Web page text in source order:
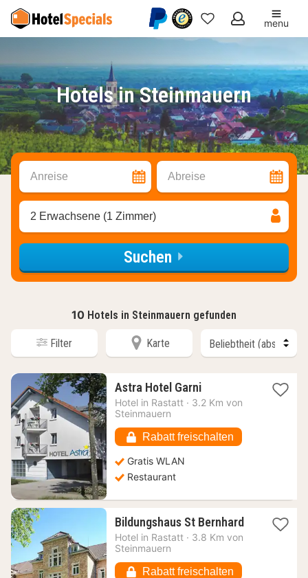
Meine
menu
Hotels in Steinmauern
Anreise Abreise
2 Erwachsene (1 Zimmer)
Suchen
10 Hotels in Steinmauern gefunden
Filter Karte
Astra Hotel Garni1
Nacht
€
Hotel in Rastatt · 3.2 Km von
Steinmauern
Rabatt freischalten
Gratis WLAN
Restaurant
Bildungshaus St Bernhard1
Hotel in Rastatt · 3.8 Km von
Steinmauern
Rabatt freischalten